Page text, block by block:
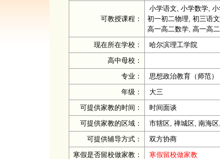
可教授课程：
小学语文, 小学数学,
初一初二物理, 初三语
高一高二数学, 高一高
现在所在学校：
哈尔滨理工学院
高中母校：
专业：
思想政治教育（师范）
年级：
大三
可提供家教的时间：
时间面谈
可提供家教的区域：
市辖区, 禅城区, 南海
可提供辅导方式：
双方协商
寒假是否留校做家教：
寒假留校做家教